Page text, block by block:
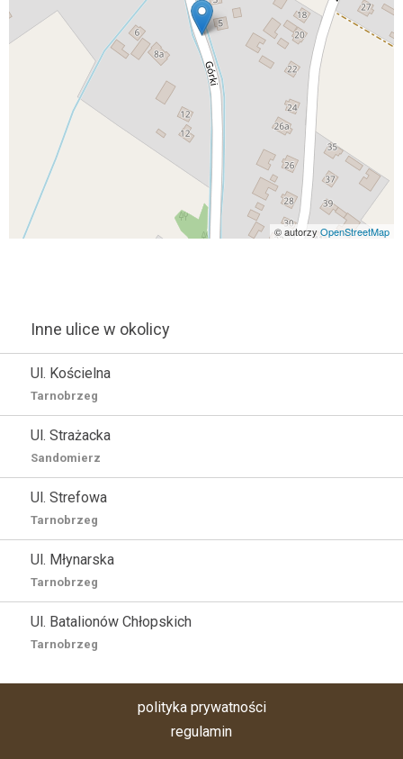
© autorzy OpenStreetMap
Inne ulice w okolicy
Ul. Kościelna
Tarnobrzeg
Ul. Strażacka
Sandomierz
Ul. Strefowa
Tarnobrzeg
Ul. Młynarska
Tarnobrzeg
Ul. Batalionów Chłopskich
Tarnobrzeg
polityka prywatności
regulamin